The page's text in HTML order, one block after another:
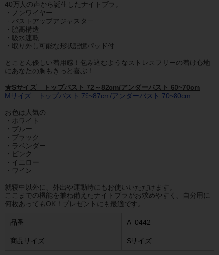
40万人の声から誕生したナイトブラ。
・ノンワイヤー
・バストアップアジャスター
・脇高構造
・吸水速乾
・取り外し可能な形状記憶パッド付
とことん優しい着用感！包み込むようなストレスフリーの着け心地
にあなたの胸もきっと喜ぶ！
★Sサイズ トップバスト 72～82cm/アンダーバスト 60~70cm
Mサイズ トップバスト 79~87cm/アンダーバスト 70~80cm
お色は人気の
・ホワイト
・ブルー
・ブラック
・ラベンダー
・ピンク
・イエロー
・ワイン
就寝中以外に、外出や運動時にもお使いいただけます。
ここまでの機能を兼ね備えたナイトブラがお求めやすく、自分用に
何枚あってもOK！プレゼントにも最適です。
品番 A_0442
商品サイズ Sサイズ